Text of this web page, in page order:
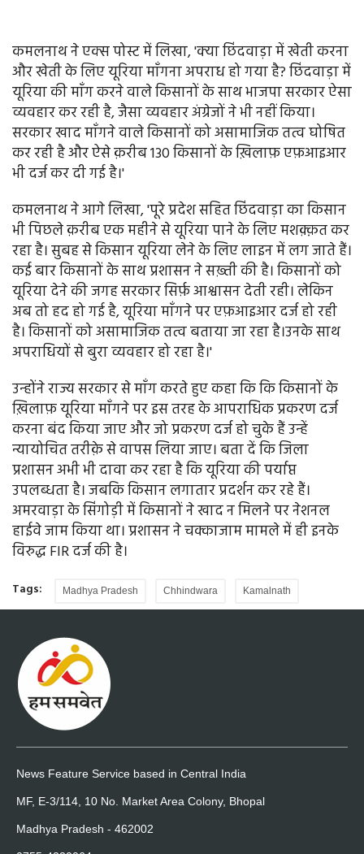
कमलनाथ ने एक्स पोस्ट में लिखा, 'क्या छिंदवाड़ा में खेती करना
और खेती के लिए यूरिया माँगना अपराध हो गया है? छिंदवाड़ा में
यूरिया की माँग करने वाले किसानों के साथ भाजपा सरकार ऐसा
व्यवहार कर रही है, जैसा व्यवहार अंग्रेजों ने भी नहीं किया।
सरकार खाद माँगने वाले किसानों को असामाजिक तत्व घोषित
कर रही है और ऐसे क़रीब 130 किसानों के ख़िलाफ़ एफ़आइआर
भी दर्ज कर दी गई है।'
कमलनाथ ने आगे लिखा, 'पूरे प्रदेश सहित छिंदवाड़ा का किसान
भी पिछले क़रीब एक महीने से यूरिया पाने के लिए मशक़्क़त कर
रहा है। सुबह से किसान यूरिया लेने के लिए लाइन में लग जाते हैं।
कई बार किसानों के साथ प्रशासन ने सख़्ती की है। किसानों को
यूरिया देने की जगह सरकार सिर्फ़ आश्वासन देती रही। लेकिन
अब तो हद हो गई है, यूरिया माँगने पर एफ़आइआर दर्ज हो रही
है। किसानों को असामाजिक तत्व बताया जा रहा है।उनके साथ
अपराधियों से बुरा व्यवहार हो रहा है।'
उन्होंने राज्य सरकार से माँग करते हुए कहा कि कि किसानों के
ख़िलाफ़ यूरिया माँगने पर इस तरह के आपराधिक प्रकरण दर्ज
करना बंद किया जाए और जो प्रकरण दर्ज हो चुके हैं उन्हें
न्यायोचित तरीक़े से वापस लिया जाए। बता दें कि जिला
प्रशासन अभी भी दावा कर रहा है कि यूरिया की पर्याप्त
उपलब्धता है। जबकि किसान लगातार प्रदर्शन कर रहे हैं।
अमरवाड़ा के सिंगोड़ी में किसानों ने खाद न मिलने पर नेशनल
हाईवे जाम किया था। प्रशासन ने चक्काजाम मामले में ही इनके
विरुद्ध FIR दर्ज की है।
Tags: Madhya Pradesh Chhindwara Kamalnath
News Feature Service based in Central India
MF, E-3/114, 10 No. Market Area Colony, Bhopal
Madhya Pradesh - 462002